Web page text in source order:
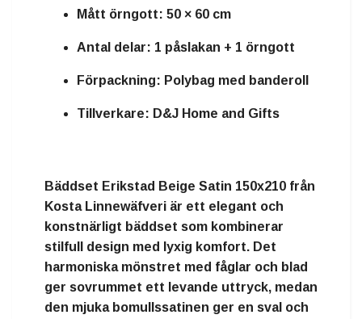
Mått örngott: 50 × 60 cm
Antal delar: 1 påslakan + 1 örngott
Förpackning: Polybag med banderoll
Tillverkare: D&J Home and Gifts
Bäddset Erikstad Beige Satin 150x210 från
Kosta Linnewäfveri är ett elegant och
konstnärligt bäddset som kombinerar
stilfull design med lyxig komfort. Det
harmoniska mönstret med fåglar och blad
ger sovrummet ett levande uttryck, medan
den mjuka bomullssatinen ger en sval och